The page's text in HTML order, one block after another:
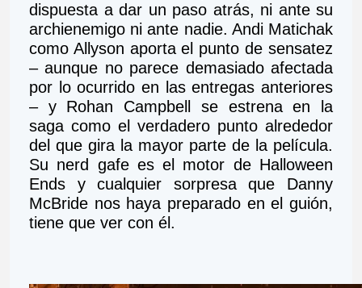
dispuesta a dar un paso atrás, ni ante su
archienemigo ni ante nadie. Andi Matichak
como Allyson aporta el punto de sensatez
– aunque no parece demasiado afectada
por lo ocurrido en las entregas anteriores
– y Rohan Campbell se estrena en la
saga como el verdadero punto alrededor
del que gira la mayor parte de la película.
Su nerd gafe es el motor de Halloween
Ends y cualquier sorpresa que Danny
McBride nos haya preparado en el guión,
tiene que ver con él.